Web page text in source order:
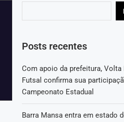
Posts recentes
Com apoio da prefeitura, Volta
Futsal confirma sua
Campeonato Estadual
Barra Mansa entra em estado